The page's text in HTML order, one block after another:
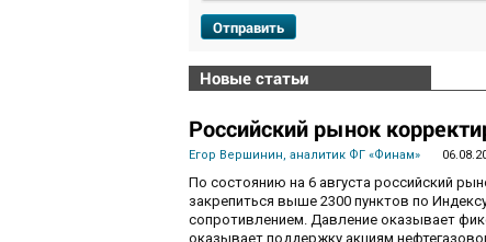
Отправить
Новые статьи
Российский рынок
Егор Вершинин, аналитик ФГ «Финам»
По состоянию на 6 августа российский
закрепиться выше 2300 пунктов по
сопротивлением. Давление оказывает
оказывает поддержку акциям